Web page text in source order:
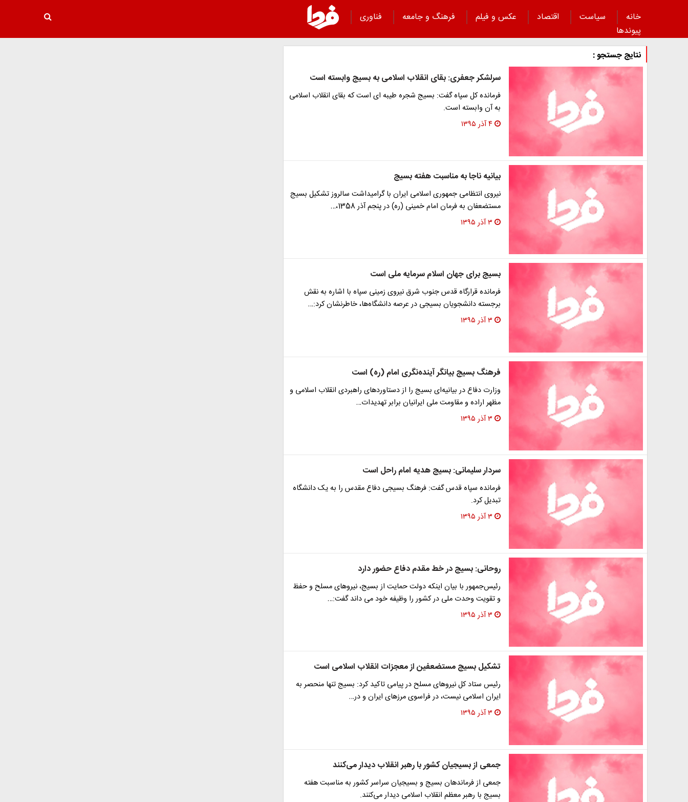
خانه سیاست اقتصاد عکس و فیلم فرهنگ و جامعه
فناوری
پیوند‌ها
نتایج جستجو :
سرلشکر جعفری: بقای انقلاب اسلامی به بسیج وابسته است
فرمانده کل سپاه گفت: بسیج شجره طیبه ای است که بقای انقلاب اسلامی
به آن وابسته است.
۴ آذر ۱۳۹۵
بیانیه ناجا به مناسبت هفته بسیج
نیروی انتظامی جمهوری اسلامی ایران با گرامیداشت سالروز تشکیل بسیج
مستضعفان به فرمان امام خمینی (ره) در پنجم آذر 1358،…
۳ آذر ۱۳۹۵
بسیج برای جهان اسلام سرمایه ملی است
فرمانده قرارگاه قدس جنوب شرق نیروی زمینی سپاه با اشاره به نقش
برجسته دانشجویان بسیجی در عرصه دانشگاه‌ها، خاطرنشان کرد:…
۳ آذر ۱۳۹۵
فرهنگ بسیج بیانگر آینده‌نگری امام (ره) است
وزارت دفاع در بیانیه‌ای بسیج را از دستاوردهای راهبردی انقلاب اسلامی و
مظهر اراده و مقاومت ملی ایرانیان برابر تهدیدات…
۳ آذر ۱۳۹۵
سردار سلیمانی: بسیج هدیه امام راحل است
فرمانده سپاه قدس گفت: فرهنگ بسیجی دفاع مقدس را به یک دانشگاه
تبدیل کرد.
۳ آذر ۱۳۹۵
روحانی: بسیج در خط مقدم دفاع حضور دارد
رئیس‌جمهور با بیان اینکه دولت حمایت از بسیج، نیروهای مسلح و حفظ
و تقویت وحدت ملی در کشور را وظیفه خود می داند گفت:…
۳ آذر ۱۳۹۵
تشکیل بسیج مستضعفین از معجزات انقلاب اسلامی است
رئیس ستاد کل نیروهای مسلح در پیامی تاکید کرد: بسیج تنها منحصر به
ایران اسلامی نیست، در فراسوی مرزهای ایران و در…
۳ آذر ۱۳۹۵
جمعی از بسیجیان کشور با رهبر انقلاب دیدار می‌کنند
جمعی از فرماندهان بسیج و بسیجیان سراسر کشور به مناسبت هفته
بسیج با رهبر معظم انقلاب اسلامی دیدار می‌کنند.